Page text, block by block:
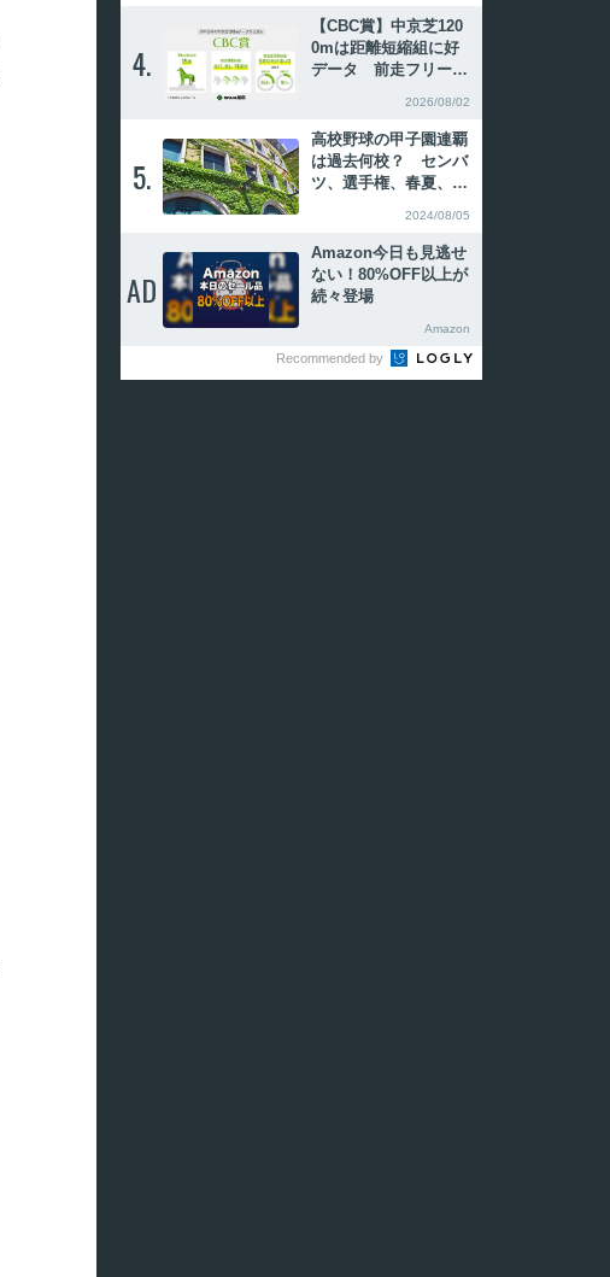
い
4.
【CBC賞】中京芝120
0mは距離短縮組に好
データ 前走フリーウ
2026/08/02
5.
高校野球の甲子園連覇
は過去何校？ センバ
ツ、選手権、春夏、夏
2024/08/05
AD
Amazon今日も見逃せ
ない！80%OFF以上が
続々登場
Amazon
Recommended by